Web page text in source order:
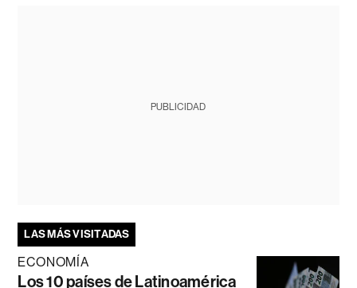
PUBLICIDAD
LAS MÁS VISITADAS
ECONOMÍA
Los 10 países de Latinoamérica